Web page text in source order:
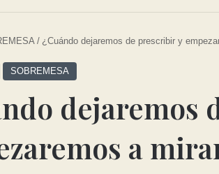
/ ¿Cuándo dejaremos de prescribir y
SOBREMESA
dejaremos
a